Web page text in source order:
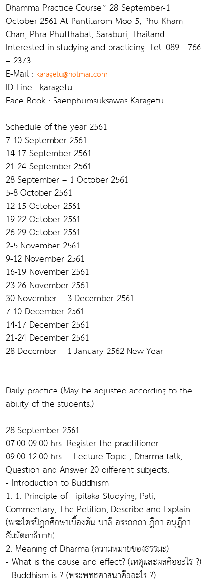
Dhamma Practice Course” 28 September-1
October 2561 At Pantitarom Moo 5, Phu Kham
Chan, Phra Phutthabat, Saraburi, Thailand.
Interested in studying and practicing. Tel. 089 - 766
– 2373
E-Mail : karagetu@hotmail.com
ID Line : karagetu
Face Book : Saenphumsuksawas Karagetu
Schedule of the year 2561
7-10 September 2561
14-17 September 2561
21-24 September 2561
28 September – 1 October 2561
5-8 October 2561
12-15 October 2561
19-22 October 2561
26-29 October 2561
2-5 November 2561
9-12 November 2561
16-19 November 2561
23-26 November 2561
30 November – 3 December 2561
7-10 December 2561
14-17 December 2561
21-24 December 2561
28 December – 1 January 2562 New Year
Daily practice (May be adjusted according to the
ability of the students.)
28 September 2561
07.00-09.00 hrs. Register the practitioner.
09.00-12.00 hrs. – Lecture Topic ; Dharma talk,
Question and Answer 20 different subjects.
- Introduction to Buddhism
1. 1. Principle of Tipitaka Studying, Pali,
Commentary, The Petition, Describe and Explain
(พระไตรปิฎกศึกษาเบื้องต้น บาลี อรรถกถา ฎีกา อนุฎีกา
ธัมมัตถาธิบาย)
2. Meaning of Dharma (ความหมายของธรรมะ)
- What is the cause and effect? (เหตุและผลคืออะไร ?)
- Buddhism is ? (พระพุทธศาสนาคืออะไร ?)